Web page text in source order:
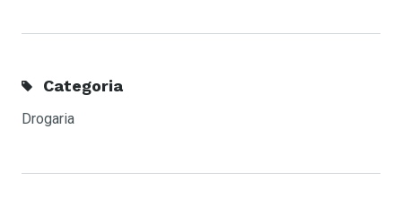
Categoria
Drogaria